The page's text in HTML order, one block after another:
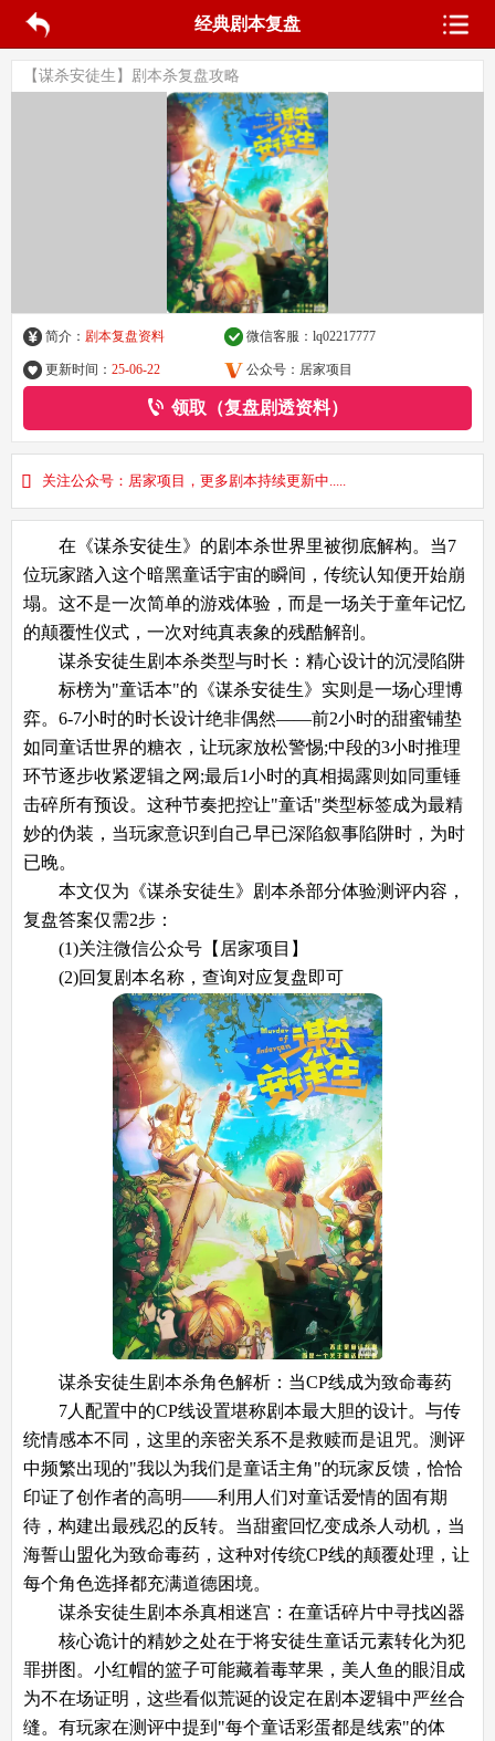
经典剧本复盘
【谋杀安徒生】剧本杀复盘攻略
简介： 剧本复盘资料 微信客服：lq02217777
更新时间： 25-06-22 公众号：居家项目
领取（复盘剧透资料）
关注公众号：居家项目，更多剧本持续更新中.....
在《谋杀安徒生》的剧本杀世界里被彻底解构。当7
位玩家踏入这个暗黑童话宇宙的瞬间，传统认知便开始崩
塌。这不是一次简单的游戏体验，而是一场关于童年记忆
的颠覆性仪式，一次对纯真表象的残酷解剖。
​​谋杀安徒生剧本杀类型与时长：精心设计的沉浸陷阱​​
标榜为"童话本"的《谋杀安徒生》实则是一场心理博
弈。6-7小时的时长设计绝非偶然——前2小时的甜蜜铺垫
如同童话世界的糖衣，让玩家放松警惕;中段的3小时推理
环节逐步收紧逻辑之网;最后1小时的真相揭露则如同重锤
击碎所有预设。这种节奏把控让"童话"类型标签成为最精
妙的伪装，当玩家意识到自己早已深陷叙事陷阱时，为时
已晚。
本文仅为《谋杀安徒生》剧本杀部分体验测评内容，
复盘答案仅需2步：
(1)关注微信公众号【居家项目】
(2)回复剧本名称，查询对应复盘即可
​​谋杀安徒生剧本杀角色解析：当CP线成为致命毒药​​
7人配置中的CP线设置堪称剧本最大胆的设计。与传
统情感本不同，这里的亲密关系不是救赎而是诅咒。测评
中频繁出现的"我以为我们是童话主角"的玩家反馈，恰恰
印证了创作者的高明——利用人们对童话爱情的固有期
待，构建出最残忍的反转。当甜蜜回忆变成杀人动机，当
海誓山盟化为致命毒药，这种对传统CP线的颠覆处理，让
每个角色选择都充满道德困境。
谋杀安徒生剧本杀​​真相迷宫：在童话碎片中寻找凶器​​
核心诡计的精妙之处在于将安徒生童话元素转化为犯
罪拼图。小红帽的篮子可能藏着毒苹果，美人鱼的眼泪成
为不在场证明，这些看似荒诞的设定在剧本逻辑中严丝合
缝。有玩家在测评中提到"每个童话彩蛋都是线索"的体